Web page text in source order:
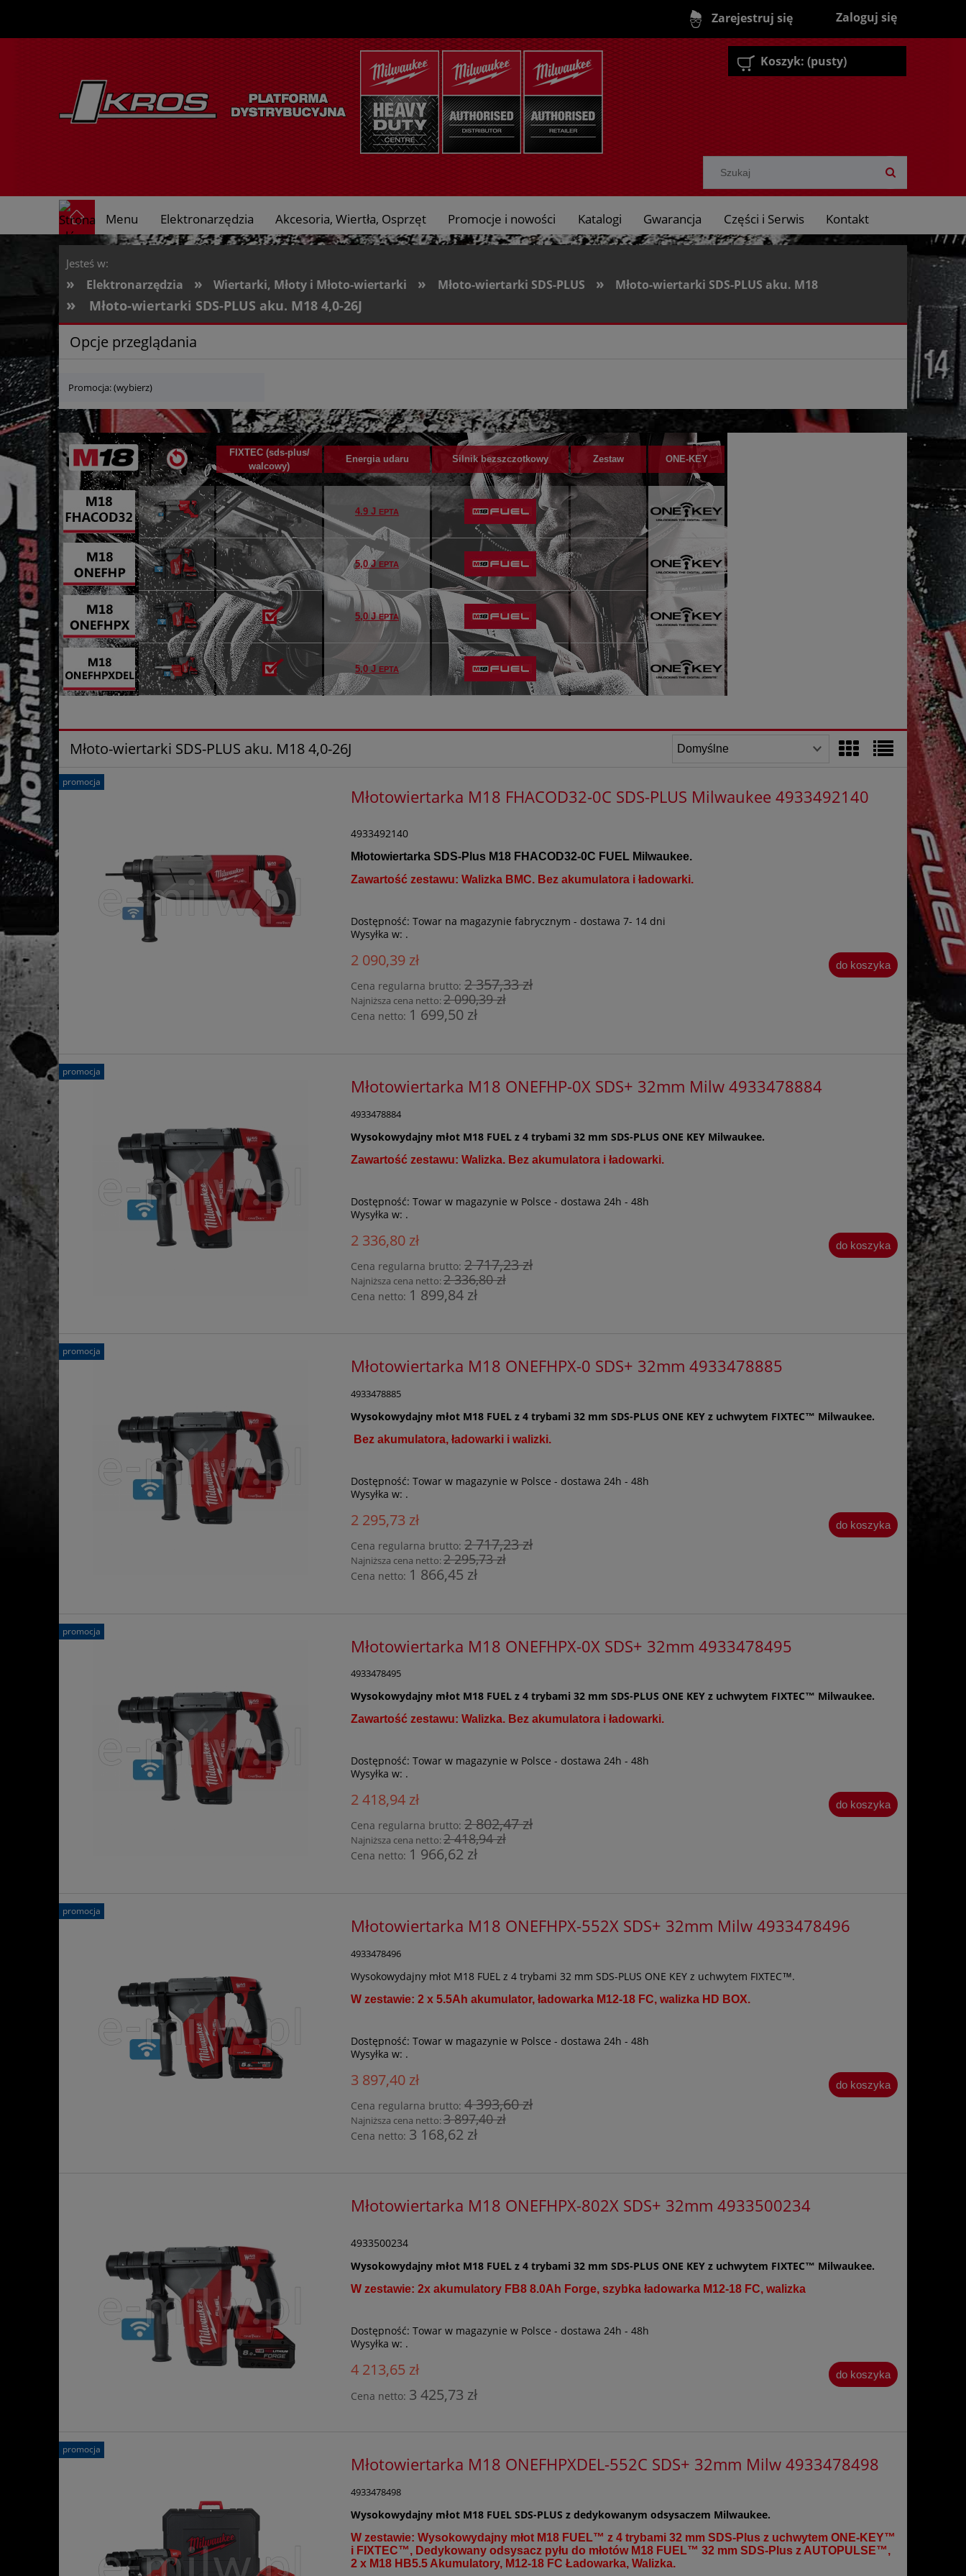
Zarejestruj się Zaloguj się
Koszyk: (pusty)
Menu Elektronarzędzia Akcesoria, Wiertła, Osprzęt Promocje i nowości Katalogi Gwarancja Części i Serwis Kontakt
O nas
Jesteś w:
» Elektronarzędzia » Wiertarki, Młoty i Młoto-wiertarki » Młoto-wiertarki SDS-PLUS » Młoto-wiertarki SDS-PLUS aku. M18
» Młoto-wiertarki SDS-PLUS aku. M18 4,0-26J
Opcje przeglądania
Promocja: (wybierz)
FIXTEC (sds-plus/
walcowy)
Energia udaru Silnik bezszczotkowy Zestaw ONE-KEY
4.9 J EPTA
5,0 J EPTA
5,0 JEPTA
5,0 J EPTA
Młoto-wiertarki SDS-PLUS aku. M18 4,0-26J
Młotowiertarka M18 FHACOD32-0C SDS-PLUS Milwaukee 4933492140
4933492140
Młotowiertarka SDS-Plus M18 FHACOD32-0C FUEL Milwaukee.
Zawartość zestawu: Walizka BMC. Bez akumulatora i ładowarki.
Dostępność: Towar na magazynie fabrycznym - dostawa 7- 14 dni
Wysyłka w: .
2 090,39 zł
Cena regularna brutto: 2 357,33 zł
Najniższa cena netto:2 090,39 zł
Cena netto: 1 699,50 zł
do koszyka
promocja
Młotowiertarka M18 ONEFHP-0X SDS+ 32mm Milw 4933478884
4933478884
Wysokowydajny młot M18 FUEL z 4 trybami 32 mm SDS-PLUS ONE KEY Milwaukee.
Zawartość zestawu: Walizka. Bez akumulatora i ładowarki.
Dostępność: Towar w magazynie w Polsce - dostawa 24h - 48h
Wysyłka w: .
2 336,80 zł
Cena regularna brutto: 2 717,23 zł
Najniższa cena netto:2 336,80 zł
Cena netto: 1 899,84 zł
do koszyka
promocja
Młotowiertarka M18 ONEFHPX-0 SDS+ 32mm 4933478885
4933478885
Wysokowydajny młot M18 FUEL z 4 trybami 32 mm SDS-PLUS ONE KEY z uchwytem FIXTEC™ Milwaukee.
Bez akumulatora, ładowarki i walizki.
Dostępność: Towar w magazynie w Polsce - dostawa 24h - 48h
Wysyłka w: .
2 295,73 zł
Cena regularna brutto: 2 717,23 zł
Najniższa cena netto:2 295,73 zł
Cena netto: 1 866,45 zł
do koszyka
promocja
Młotowiertarka M18 ONEFHPX-0X SDS+ 32mm 4933478495
4933478495
Wysokowydajny młot M18 FUEL z 4 trybami 32 mm SDS-PLUS ONE KEY z uchwytem FIXTEC™ Milwaukee.
Zawartość zestawu: Walizka. Bez akumulatora i ładowarki.
Dostępność: Towar w magazynie w Polsce - dostawa 24h - 48h
Wysyłka w: .
2 418,94 zł
Cena regularna brutto: 2 802,47 zł
Najniższa cena netto:2 418,94 zł
Cena netto: 1 966,62 zł
do koszyka
promocja
Młotowiertarka M18 ONEFHPX-552X SDS+ 32mm Milw 4933478496
4933478496
Wysokowydajny młot M18 FUEL z 4 trybami 32 mm SDS-PLUS ONE KEY z uchwytem FIXTEC™.
W zestawie: 2 x 5.5Ah akumulator, ładowarka M12-18 FC, walizka HD BOX.
Dostępność: Towar w magazynie w Polsce - dostawa 24h - 48h
Wysyłka w: .
3 897,40 zł
Cena regularna brutto: 4 393,60 zł
Najniższa cena netto:3 897,40 zł
Cena netto: 3 168,62 zł
do koszyka
promocja
Młotowiertarka M18 ONEFHPX-802X SDS+ 32mm 4933500234
4933500234
Wysokowydajny młot M18 FUEL z 4 trybami 32 mm SDS-PLUS ONE KEY z uchwytem FIXTEC™ Milwaukee.
W zestawie: 2x akumulatory FB8 8.0Ah Forge, szybka ładowarka M12-18 FC, walizka
Dostępność: Towar w magazynie w Polsce - dostawa 24h - 48h
Wysyłka w: .
4 213,65 zł
Cena netto: 3 425,73 zł
do koszyka
Młotowiertarka M18 ONEFHPXDEL-552C SDS+ 32mm Milw 4933478498
4933478498
Wysokowydajny młot M18 FUEL SDS-PLUS z dedykowanym odsysaczem Milwaukee.
W zestawie: Wysokowydajny młot M18 FUEL™ z 4 trybami 32 mm SDS-Plus z uchwytem ONE-KEY™
i FIXTEC™, Dedykowany odsysacz pyłu do młotów M18 FUEL™ 32 mm SDS-Plus z AUTOPULSE™,
2 x M18 HB5.5 Akumulatory, M12-18 FC Ładowarka, Walizka.
promocja